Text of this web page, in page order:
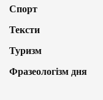
Спорт
Тексти
Туризм
Фразеологізм дня